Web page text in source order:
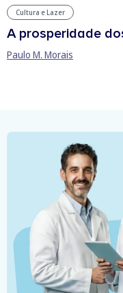
Cultura e Lazer
A prosperidade
Paulo M. Morais